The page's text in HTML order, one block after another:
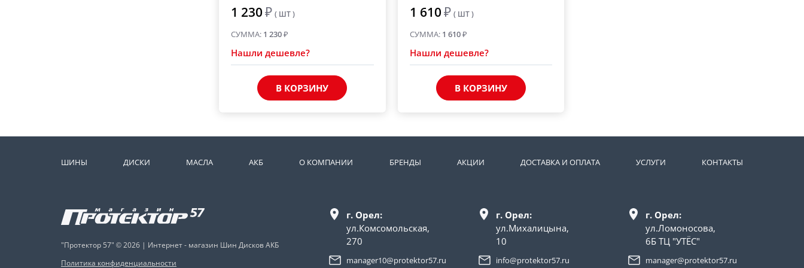
1 230₽ ( ШТ )
СУММА: 1 230₽
Нашли дешевле?
В КОРЗИНУ
1 610₽ ( ШТ )
СУММА: 1 610₽
Нашли дешевле?
В КОРЗИНУ
ШИНЫ ДИСКИ МАСЛА АКБ О КОМПАНИИ БРЕНДЫ АКЦИИ ДОСТАВКА И ОПЛАТА УСЛУГИ КОНТАКТЫ
"Протектор 57" © 2026 | Интернет - магазин Шин Дисков АКБ
Политика конфиденциальности
г. Орел:
ул.Комсомольская,
270
manager10@protektor57.ru
г. Орел:
ул.Михалицына,
10
info@protektor57.ru
г. Орел:
ул.Ломоносова,
6Б ТЦ "УТЁС"
manager@protektor57.ru